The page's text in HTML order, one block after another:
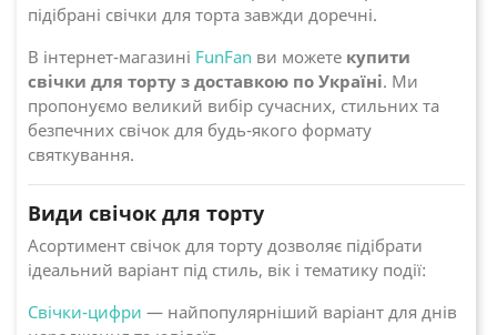
підібрані свічки для торта завжди доречні.
В інтернет-магазині FunFan ви можете купити
свічки для торту з доставкою по Україні. Ми
пропонуємо великий вибір сучасних, стильних та
безпечних свічок для будь-якого формату
святкування.
Види свічок для торту
Асортимент свічок для торту дозволяє підібрати
ідеальний варіант під стиль, вік і тематику події:
Свічки-цифри — найпопулярніший варіант для днів